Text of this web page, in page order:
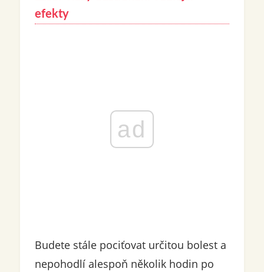
efekty
ad
Budete stále pociťovat určitou bolest a
nepohodlí alespoň několik hodin po